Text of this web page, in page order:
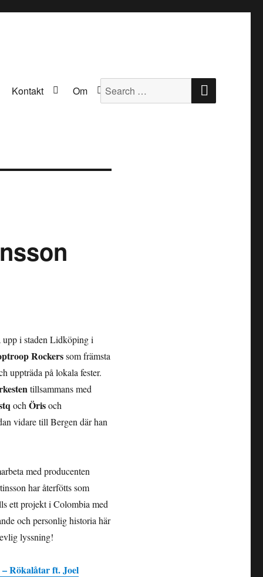
Kontakt Om
Search
for:
SEARCH
upp i staden Lidköping i
Rockerssom främsta
uppträda på lokala fester.
tillsammans med
ochÖrisoch
vidare till Bergen där han
med producenten
har återfötts som
ett projekt i Colombia med
och personlig historia här
lyssning!
Rökalåtar ft. Joel